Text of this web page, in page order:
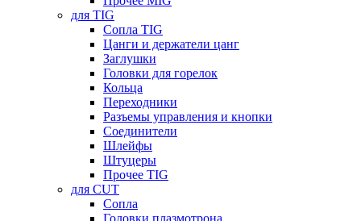
для TIG
Сопла TIG
Цанги и держатели цанг
Заглушки
Головки для горелок
Кольца
Переходники
Разъемы управления и кнопки
Соединители
Шлейфы
Штуцеры
Прочее TIG
для CUT
Сопла
Головки плазмотрона